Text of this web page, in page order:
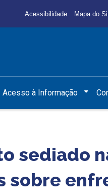
Acessibilidade Mapa do
Acesso à Informação
sediado
sobre